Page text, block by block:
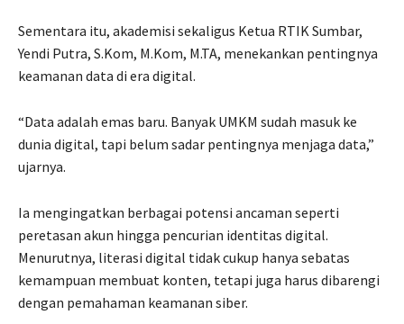
Sementara itu, akademisi sekaligus Ketua RTIK Sumbar,
Yendi Putra, S.Kom, M.Kom, M.TA, menekankan pentingnya
keamanan data di era digital.
“Data adalah emas baru. Banyak UMKM sudah masuk ke
dunia digital, tapi belum sadar pentingnya menjaga data,”
ujarnya.
Ia mengingatkan berbagai potensi ancaman seperti
peretasan akun hingga pencurian identitas digital.
Menurutnya, literasi digital tidak cukup hanya sebatas
kemampuan membuat konten, tetapi juga harus dibarengi
dengan pemahaman keamanan siber.